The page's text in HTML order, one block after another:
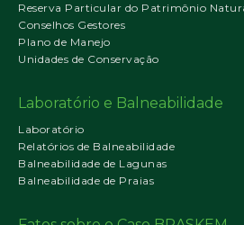
Reserva Particular do Patrimônio
Conselhos Gestores
Plano de Manejo
Unidades de Conservação
Laboratório e Balneabilidade
Laboratório
Relatórios de Balneabilidade
Balneabilidade de Lagunas
Balneabilidade de Praias